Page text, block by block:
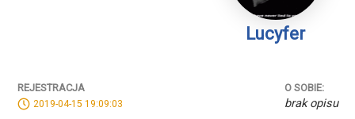
Lucyfer
REJESTRACJA
2019-04-15 19:09:03
O SOBIE:
brak opisu